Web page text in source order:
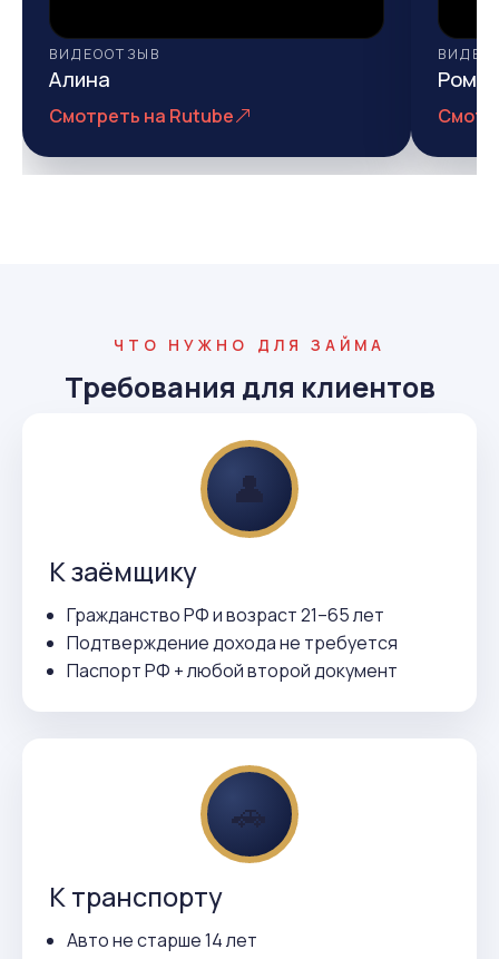
ВИДЕООТЗЫВ
Алина
Смотреть на Rutube
ЧТО НУЖНО ДЛЯ ЗАЙМА
Требования для клиентов
👤
К заёмщику
Гражданство РФ и возраст 21–65 лет
Подтверждение дохода не требуется
Паспорт РФ + любой второй документ
🚗
К транспорту
Авто не старше 14 лет